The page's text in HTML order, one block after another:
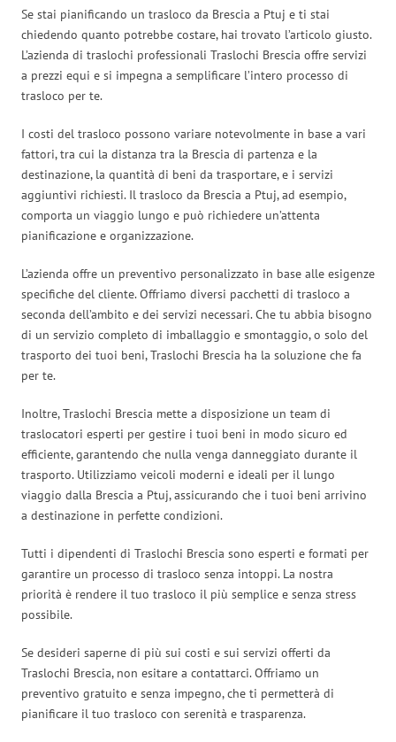
Se stai pianificando un trasloco da Brescia a Ptuj e ti stai
chiedendo quanto potrebbe costare, hai trovato l’articolo giusto.
L’azienda di traslochi professionali Traslochi Brescia offre servizi
a prezzi equi e si impegna a semplificare l’intero processo di
trasloco per te.
I costi del trasloco possono variare notevolmente in base a vari
fattori, tra cui la distanza tra la Brescia di partenza e la
destinazione, la quantità di beni da trasportare, e i servizi
aggiuntivi richiesti. Il trasloco da Brescia a Ptuj, ad esempio,
comporta un viaggio lungo e può richiedere un’attenta
pianificazione e organizzazione.
L’azienda offre un preventivo personalizzato in base alle esigenze
specifiche del cliente. Offriamo diversi pacchetti di trasloco a
seconda dell’ambito e dei servizi necessari. Che tu abbia bisogno
di un servizio completo di imballaggio e smontaggio, o solo del
trasporto dei tuoi beni, Traslochi Brescia ha la soluzione che fa
per te.
Inoltre, Traslochi Brescia mette a disposizione un team di
traslocatori esperti per gestire i tuoi beni in modo sicuro ed
efficiente, garantendo che nulla venga danneggiato durante il
trasporto. Utilizziamo veicoli moderni e ideali per il lungo
viaggio dalla Brescia a Ptuj, assicurando che i tuoi beni arrivino
a destinazione in perfette condizioni.
Tutti i dipendenti di Traslochi Brescia sono esperti e formati per
garantire un processo di trasloco senza intoppi. La nostra
priorità è rendere il tuo trasloco il più semplice e senza stress
possibile.
Se desideri saperne di più sui costi e sui servizi offerti da
Traslochi Brescia, non esitare a contattarci. Offriamo un
preventivo gratuito e senza impegno, che ti permetterà di
pianificare il tuo trasloco con serenità e trasparenza.